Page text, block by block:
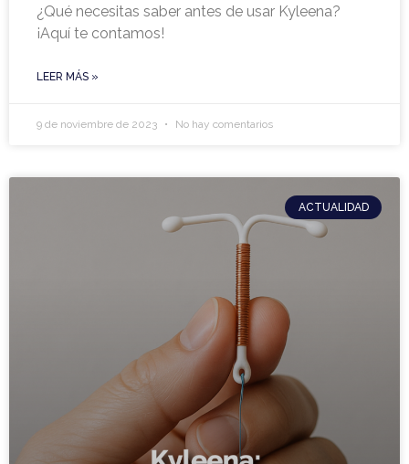
¿Qué necesitas saber antes de usar Kyleena?
¡Aquí te contamos!
LEER MÁS »
9 de noviembre de 2023 No hay comentarios
ACTUALIDAD